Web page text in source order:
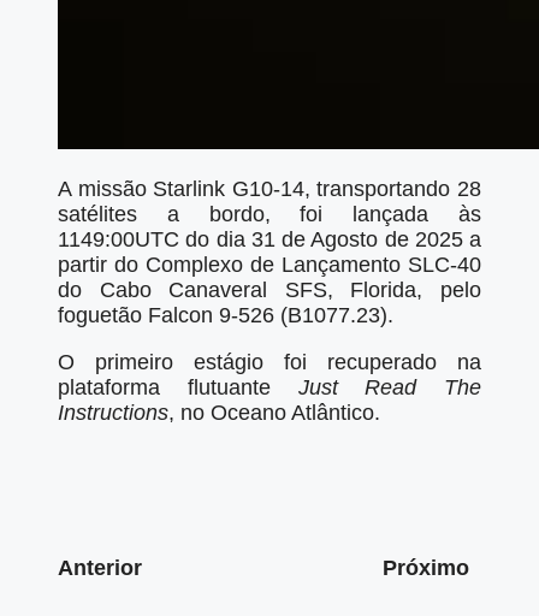
A missão Starlink G10-14, transportando 28
satélites a bordo, foi lançada às
1149:00UTC do dia 31 de Agosto de 2025 a
partir do Complexo de Lançamento SLC-40
do Cabo Canaveral SFS, Florida, pelo
foguetão Falcon 9-526 (B1077.23).
O primeiro estágio foi recuperado na
plataforma flutuante Just Read The
Instructions, no Oceano Atlântico.
Anterior Próximo